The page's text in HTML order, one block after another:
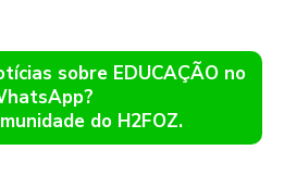
sobre EDUCAÇÃO no
do H2FOZ.